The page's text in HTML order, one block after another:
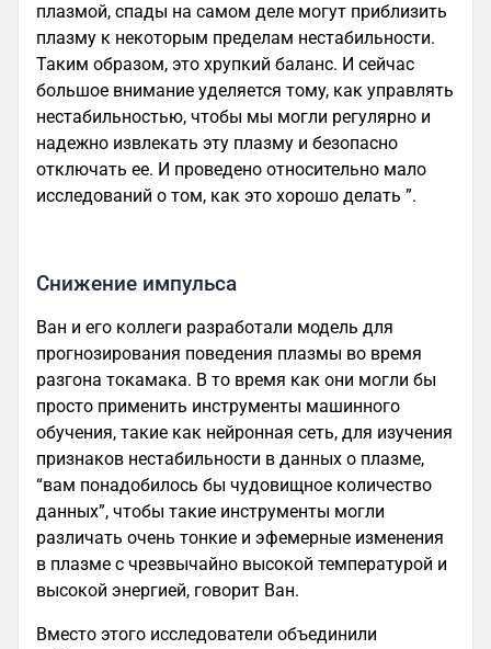
плазмой, спады на самом деле могут приблизить
плазму к некоторым пределам нестабильности.
Таким образом, это хрупкий баланс. И сейчас
большое внимание уделяется тому, как управлять
нестабильностью, чтобы мы могли регулярно и
надежно извлекать эту плазму и безопасно
отключать ее. И проведено относительно мало
исследований о том, как это хорошо делать ”.
Снижение импульса
Ван и его коллеги разработали модель для
прогнозирования поведения плазмы во время
разгона токамака. В то время как они могли бы
просто применить инструменты машинного
обучения, такие как нейронная сеть, для изучения
признаков нестабильности в данных о плазме,
“вам понадобилось бы чудовищное количество
данных”, чтобы такие инструменты могли
различать очень тонкие и эфемерные изменения
в плазме с чрезвычайно высокой температурой и
высокой энергией, говорит Ван.
Вместо этого исследователи объединили